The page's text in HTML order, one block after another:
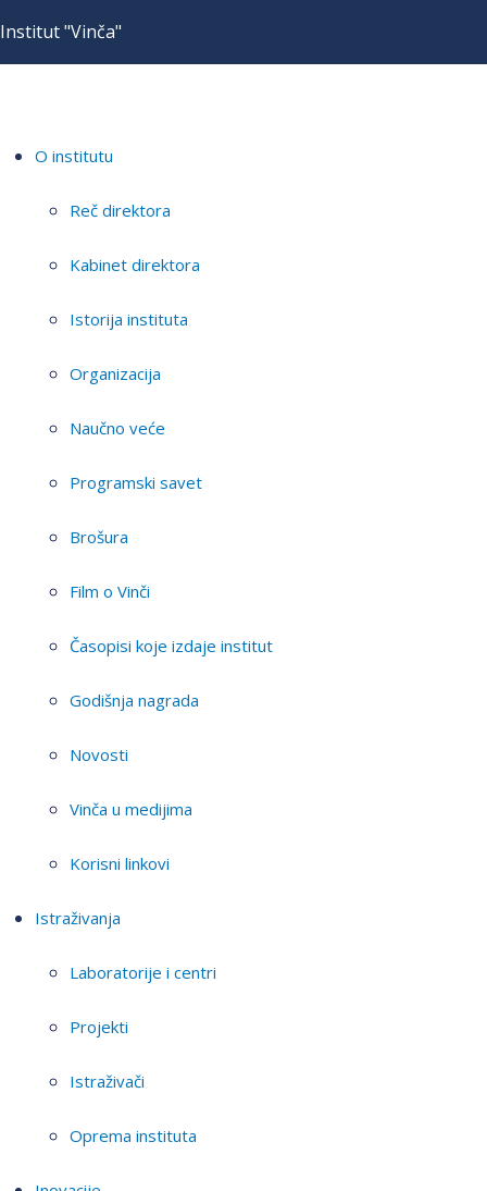
Institut "Vinča"
O institutu
Reč direktora
Kabinet direktora
Istorija instituta
Organizacija
Naučno veće
Programski savet
Brošura
Film o Vinči
Časopisi koje izdaje institut
Godišnja nagrada
Novosti
Vinča u medijima
Korisni linkovi
Istraživanja
Laboratorije i centri
Projekti
Istraživači
Oprema instituta